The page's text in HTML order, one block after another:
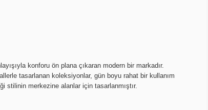
konforu ön plana çıkaran modern bir markadır.
tasarlanan koleksiyonlar, gün boyu rahat bir kullanım
stilinin merkezine alanlar için tasarlanmıştır.